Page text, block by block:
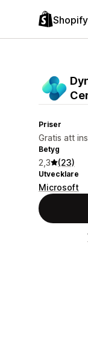
Priser
Gratis att
Betyg
2,3 (23)
Utvecklare
Microsoft